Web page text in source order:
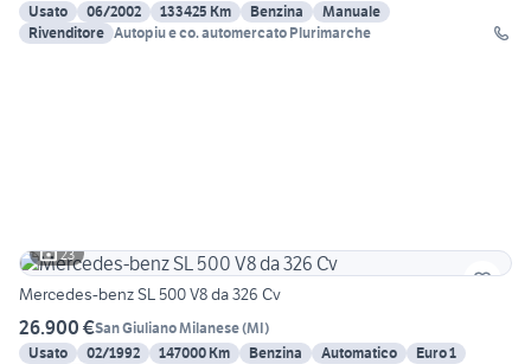
Usato
06/2002 133425 Km Benzina
Manuale
Rivenditore Autopiu e co. automercato Plurimarche
23
Mercedes-benz SL 500 V8 da 326 Cv
26.900 €San Giuliano Milanese(MI)
Usato
02/1992 147000 Km Benzina Automatico
Euro 1